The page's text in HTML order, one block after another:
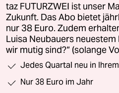
taz FUTURZWEI ist unser
Zukunft. Das Abo bietet
nur 38 Euro. Zudem
Luisa Neubauers neuestem
wir mutig sind?“ (solange
Jedes Quartal neu in
Nur 38 Euro im Jahr